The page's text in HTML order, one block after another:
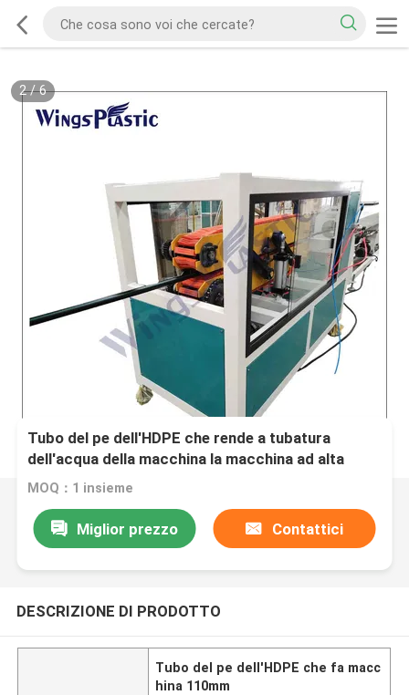
2/6
Tubo del pe dell'HDPE che rende a tubatura
dell'acqua della macchina la macchina ad alta
velocità dell'espulsore
MOQ：1 insieme
Miglior prezzo Contattici
DESCRIZIONE DI PRODOTTO
Tubo del pe dell'HDPE che fa macc
hina 110mm